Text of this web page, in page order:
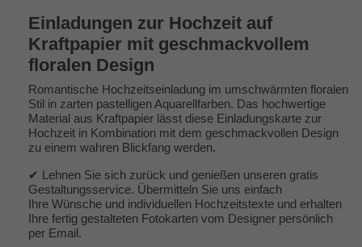
Einladungen zur Hochzeit auf
Kraftpapier mit geschmackvollem
floralen Design
Romantische Hochzeitseinladung im umschwärmten floralen
Stil in zarten pastelligen Aquarellfarben. Das hochwertige
Material aus Kraftpapier lässt diese Einladungskarte zur
Hochzeit in Kombination mit dem geschmackvollen Design
zu einem wahren Blickfang werden.
✔ Lehnen Sie sich zurück und genießen unseren gratis
Gestaltungsservice. Übermitteln Sie uns einfach
Ihre Wünsche und individuellen Hochzeitstexte und erhalten
Ihre fertig gestalteten Fotokarten vom Designer persönlich
per Email.